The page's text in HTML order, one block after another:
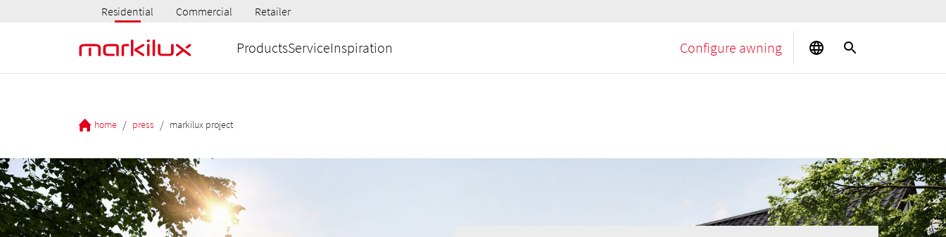
Residential Commercial Retailer
ProductsServiceInspiration Configure awning
home / press / markilux project